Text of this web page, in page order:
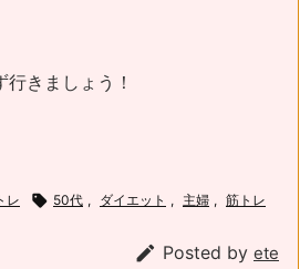
きましょう！
レ  50代 , ダイエット , 主婦 , 筋トレ
 Posted by ete